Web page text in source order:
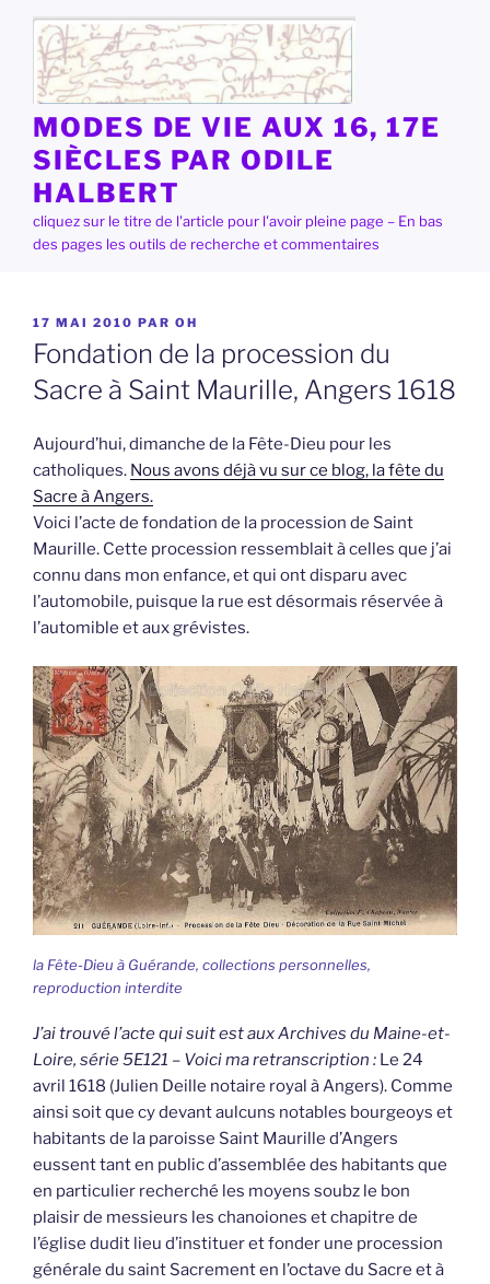
contenu
principal
MODES DE VIE AUX 16, 17E
SIÈCLES PAR ODILE
HALBERT
cliquez sur le titre de l'article pour l'avoir pleine page – En bas
des pages les outils de recherche et commentaires
PUBLIÉ
LE
17 MAI 2010 PAR OH
Fondation de la procession du
Sacre à Saint Maurille, Angers 1618
Aujourd’hui, dimanche de la Fête-Dieu pour les
catholiques. Nous avons déjà vu sur ce blog, la fête du
Sacre à Angers.
Voici l’acte de fondation de la procession de Saint
Maurille. Cette procession ressemblait à celles que j’ai
connu dans mon enfance, et qui ont disparu avec
l’automobile, puisque la rue est désormais réservée à
l’automible et aux grévistes.
la Fête-Dieu à Guérande, collections personnelles,
reproduction interdite
J’ai trouvé l’acte qui suit est aux Archives du Maine-et-
Loire, série 5E121 – Voici ma retranscription : Le 24
avril 1618 (Julien Deille notaire royal à Angers). Comme
ainsi soit que cy devant aulcuns notables bourgeoys et
habitants de la paroisse Saint Maurille d’Angers
eussent tant en public d’assemblée des habitants que
en particulier recherché les moyens soubz le bon
plaisir de messieurs les chanoiones et chapitre de
l’église dudit lieu d’instituer et fonder une procession
générale du saint Sacrement en l’octave du Sacre et à